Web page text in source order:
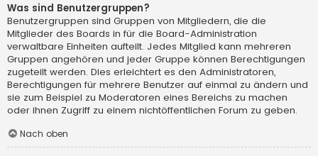
Was sind Benutzergruppen?
Benutzergruppen sind Gruppen von Mitgliedern, die die
Mitglieder des Boards in für die Board-Administration
verwaltbare Einheiten aufteilt. Jedes Mitglied kann mehreren
Gruppen angehören und jeder Gruppe können Berechtigungen
zugeteilt werden. Dies erleichtert es den Administratoren,
Berechtigungen für mehrere Benutzer auf einmal zu ändern und
sie zum Beispiel zu Moderatoren eines Bereichs zu machen
oder ihnen Zugriff zu einem nichtöffentlichen Forum zu geben.
Nach oben